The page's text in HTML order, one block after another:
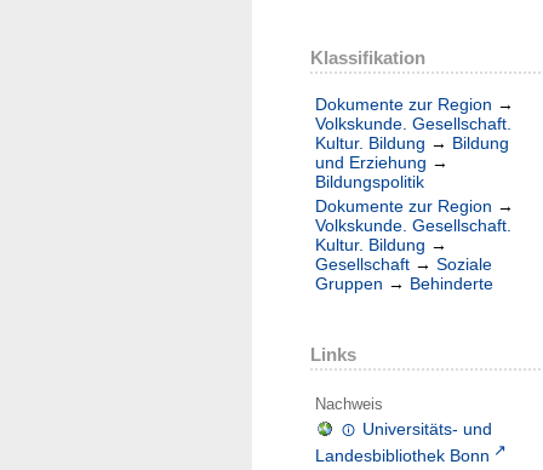
Klassifikation
Dokumente zur Region →
Volkskunde. Gesellschaft.
Kultur. Bildung → Bildung
und Erziehung →
Bildungspolitik
Dokumente zur Region →
Volkskunde. Gesellschaft.
Kultur. Bildung →
Gesellschaft → Soziale
Gruppen → Behinderte
Links
Nachweis
Universitäts- und
Landesbibliothek Bonn